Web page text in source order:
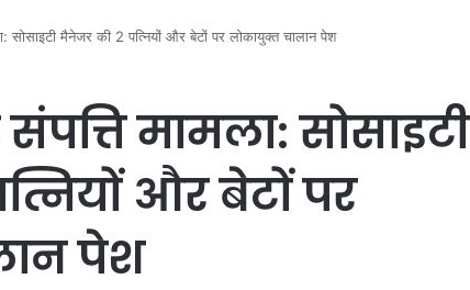
मैनेजर की 2 पत्नियों और बेटों पर लोकायुक्त चालान पेश
मामला: सोसाइटी
और बेटों पर
पेश